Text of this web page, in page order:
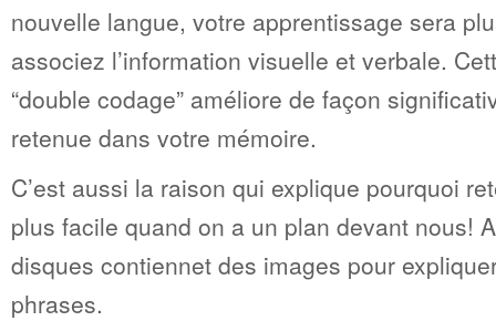
nouvelle langue, votre apprentissage sera
associez l’information visuelle et verbale.
“double codage” améliore de façon
retenue dans votre mémoire.
C’est aussi la raison qui explique pourquoi
plus facile quand on a un plan devant nous!
disques contiennet des images pour
phrases.